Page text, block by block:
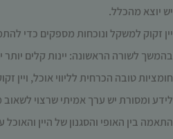
יש יוצא מהכלל.
יין זקוק למשקל ונוכחות מספקים כדי
בהמשך לשורה הראשונה: יינות קלים יותר
חומציות טובה הכרחית לליווי אוכל,
לידע ומסורת יש ערך אמיתי שרצוי
התאמה בין האופי והסגנון של היין